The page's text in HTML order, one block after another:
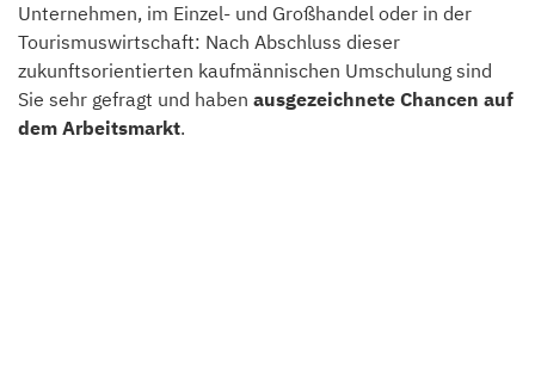
Unternehmen, im Einzel- und Großhandel oder in der
Tourismuswirtschaft: Nach Abschluss dieser
zukunftsorientierten kaufmännischen Umschulung sind
Sie sehr gefragt und haben ausgezeichnete Chancen auf
dem Arbeitsmarkt.